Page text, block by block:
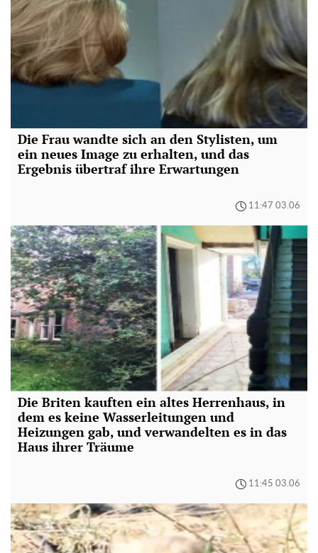
Die Frau wandte sich an den Stylisten, um
ein neues Image zu erhalten, und das
Ergebnis übertraf ihre Erwartungen
11:47 03.06
Die Briten kauften ein altes Herrenhaus, in
dem es keine Wasserleitungen und
Heizungen gab, und verwandelten es in das
Haus ihrer Träume
11:45 03.06